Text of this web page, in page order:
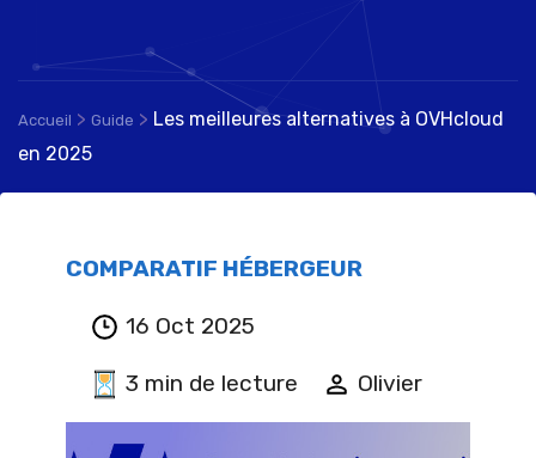
Accueil > Guide > Les meilleures alternatives à OVHcloud
en 2025
COMPARATIF HÉBERGEUR
16 Oct 2025
3 min de lecture Olivier